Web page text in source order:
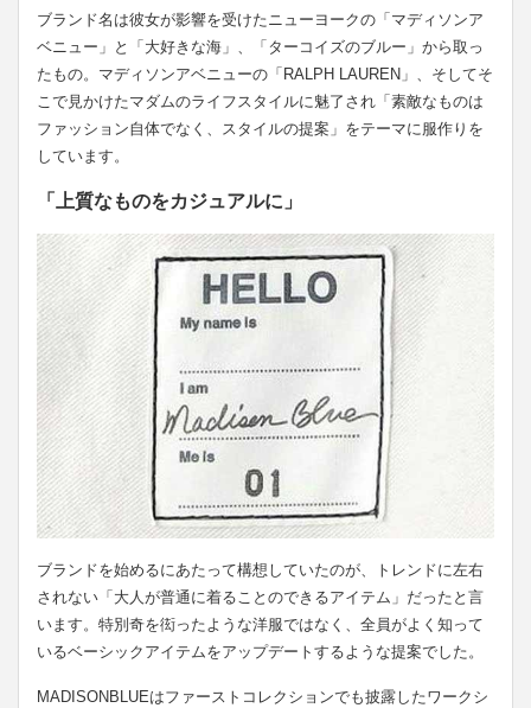
ブランド名は彼女が影響を受けたニューヨークの「マディソンア
ベニュー」と「大好きな海」、「ターコイズのブルー」から取っ
たもの。マディソンアベニューの「RALPH LAUREN」、そしてそ
こで見かけたマダムのライフスタイルに魅了され「素敵なものは
ファッション自体でなく、スタイルの提案」をテーマに服作りを
しています。
「上質なものをカジュアルに」
ブランドを始めるにあたって構想していたのが、トレンドに左右
されない「大人が普通に着ることのできるアイテム」だったと言
います。特別奇を衒ったような洋服ではなく、全員がよく知って
いるベーシックアイテムをアップデートするような提案でした。
MADISONBLUEはファーストコレクションでも披露したワークシ